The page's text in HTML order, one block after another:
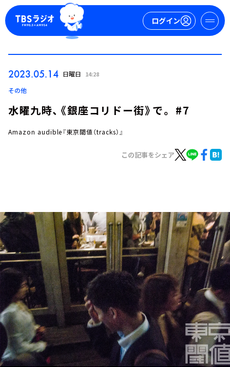
ログイン
トピックス
TBS Podcast
お知らせ
イベント・グッズ
YouTube
会社情報
2023.05.14 日曜日 14:28
その他
水曜九時、《銀座コリドー街》で。 #7
Amazon audible『東京閾値（tracks）』
この記事をシェア